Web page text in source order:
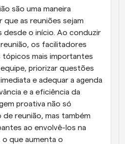
são uma maneira
que as reuniões sejam
desde o início. Ao conduzir
os facilitadores
mais importantes
priorizar questões
e adequar a agenda
e a eficiência da
proativa não só
reunião, mas também
ao envolvê-los na
que aumenta o